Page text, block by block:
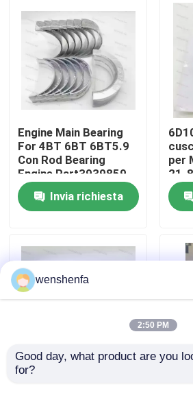
Prodotti
video
Su di noi
Visita alla fabbrica
Controllo della qualità
Contattaci
Notizie
Engine Main Bearing
For 4BT 6BT 6BT5.9
Con Rod Bearing
Engine Part3939859
3802070
Invia richiesta
per
21-
Cuscinetto principale
wenshenfa
2:50 PM
Good day, what product are you
for?